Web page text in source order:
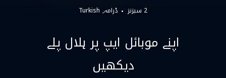
2 سیزنز ڈرامہ Turkish
اپنے موبائل ایپ پر ہلال پلے
دیکھیں